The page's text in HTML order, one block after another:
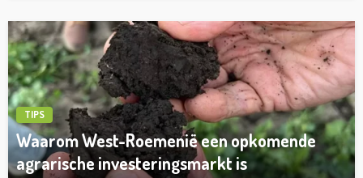
TIPS
Waarom West-Roemenië een opkomende
agrarische investeringsmarkt is